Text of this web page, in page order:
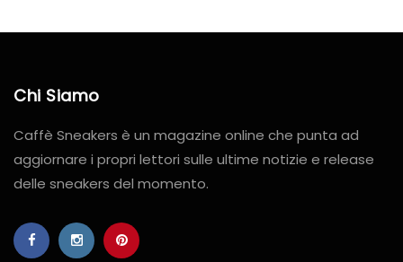
Chi Siamo
Caffè Sneakers è un magazine online che punta ad
aggiornare i propri lettori sulle ultime notizie e release
delle sneakers del momento.